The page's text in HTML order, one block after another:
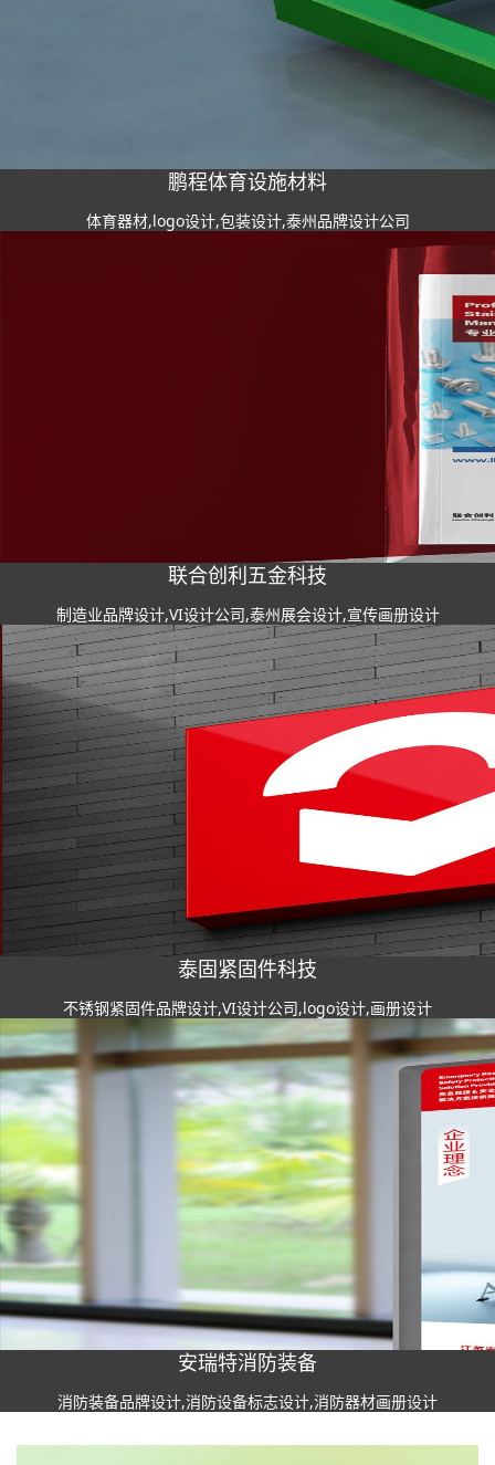
鹏程体育设施材料
体育器材,logo设计,包装设计,泰州品牌设计公司
联合创利五金科技
制造业品牌设计,VI设计公司,泰州展会设计,宣传画册设计
泰固紧固件科技
不锈钢紧固件品牌设计,VI设计公司,logo设计,画册设计
安瑞特消防装备
消防装备品牌设计,消防设备标志设计,消防器材画册设计